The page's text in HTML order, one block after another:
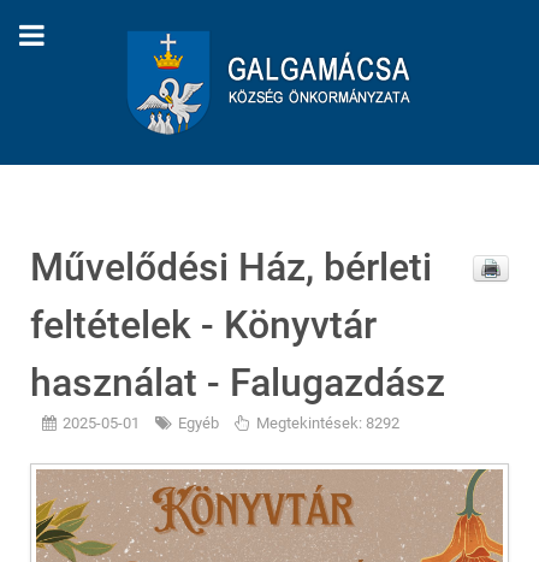
Művelődési Ház, bérleti
feltételek - Könyvtár
használat - Falugazdász
2025-05-01 Egyéb Megtekintések: 8292